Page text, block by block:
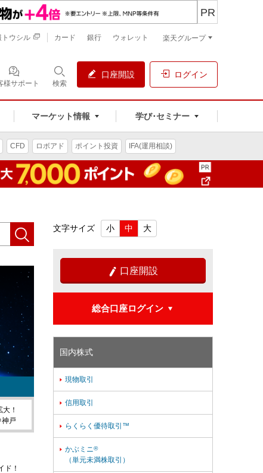
様サポート 検索
口座開設 ログイン
マーケット情報 学び･セミナー
PR
トウシル カード 銀行 ウォレット 楽天グループ
CFD ロボアド ポイント投資 IFA(運用相談)

！
神戸
ド！
文字サイズ 小 中 大
 口座開設
総合口座ログイン
国内株式
 現物取引
 信用取引
 らくらく優待取引™
 かぶミニ®
（単元未満株取引）